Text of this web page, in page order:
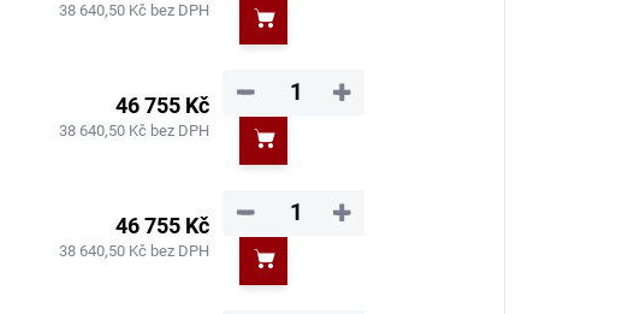
38 640,50 Kč bez DPH
Do košíku
46 755 Kč
38 640,50 Kč bez DPH
+
−
Do košíku
46 755 Kč
38 640,50 Kč bez DPH
+
−
Do košíku